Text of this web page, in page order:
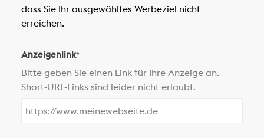
dass Sie Ihr ausgewähltes Werbeziel nicht
erreichen.
Anzeigenlink*
Bitte geben Sie einen Link für Ihre Anzeige an.
Short-URL-Links sind leider nicht erlaubt.